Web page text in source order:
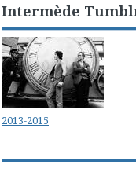
Intermède
2013-2015